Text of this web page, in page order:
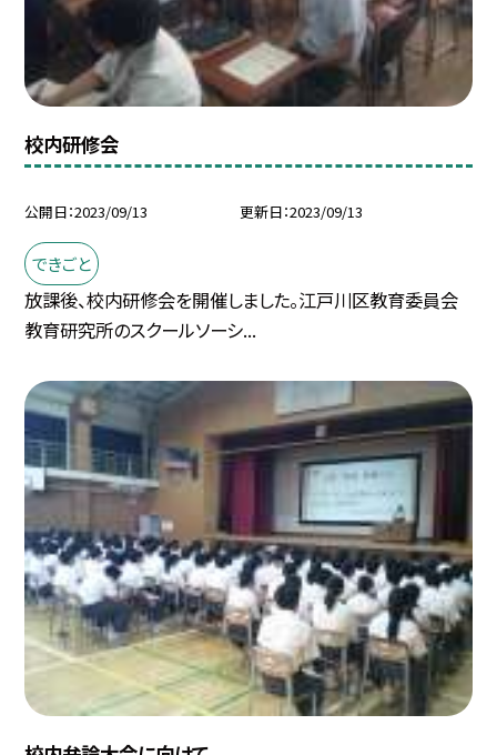
校内研修会
公開日 2023/09/13 更新日 2023/09/13
できごと
放課後、校内研修会を開催しました。江戸川区教育委員会
教育研究所のスクールソーシ...